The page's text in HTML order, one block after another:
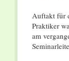
Auftakt für
Praktiker
am